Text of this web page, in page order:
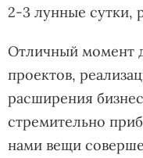
2-3 лунные сутки,
Отличный момент
проектов,
расширения
стремительно
нами вещи